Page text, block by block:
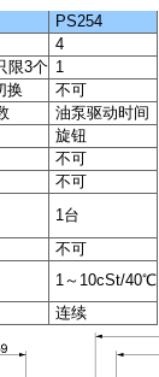
PS254
4
限3个 1
换
不可
油泵驱动时间
旋钮
不可
不可
1台
不可
1～10cSt/40℃
连续